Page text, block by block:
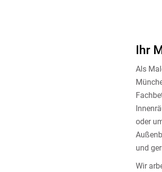
Ihr
Als
oder
und
Wir